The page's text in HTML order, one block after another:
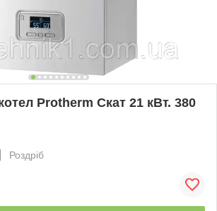
Protherm Скат 21 кВт. 380
Роздріб